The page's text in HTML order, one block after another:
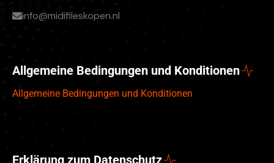
info@midifileskopen.nl
Allgemeine Bedingungen und Konditionen
Allgemeine Bedingungen und Konditionen